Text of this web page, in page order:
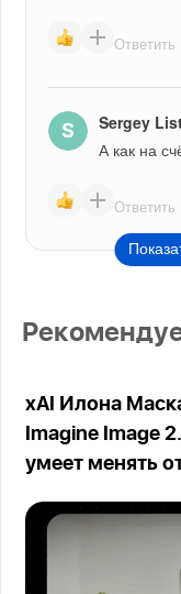
Ответить
Sergey
А как на
Ответить
xAI Илона
Imagine Image
умеет менять